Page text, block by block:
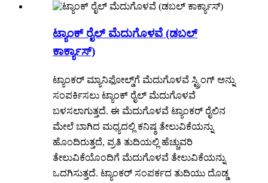
ಟ್ಯಾಂಕ್ ರೈಲ್ ಮೆದುಗೊಳವೆ (ಡಬಲ್
ಕಾರ್ಕ್ಯಾಸ್)
ಟ್ಯಾಂಕರ್ ಮ್ಯಾನಿಫೋಲ್ಡ್‌ಗೆ ಮೆದುಗೊಳವೆ ಸ್ಟ್ರಿಂಗ್ ಅನ್ನು
ಸಂಪರ್ಕಿಸಲು ಟ್ಯಾಂಕ್ ರೈಲ್ ಮೆದುಗೊಳವೆ
ಬಳಸಲಾಗುತ್ತದೆ. ಈ ಮೆದುಗೊಳವೆ ಟ್ಯಾಂಕರ್ ರೈಲಿನ
ಮೇಲೆ ಬಾಗಿದ ಮಧ್ಯದಲ್ಲಿ ಕನಿಷ್ಠ ತೇಲುವಿಕೆಯನ್ನು
ಹೊಂದಿರುತ್ತದೆ, ಪ್ರತಿ ತುದಿಯಲ್ಲಿ ಹೆಚ್ಚುವರಿ
ತೇಲುವಿಕೆಯೊಂದಿಗೆ ಮೆದುಗೊಳವೆ ತೇಲುವಿಕೆಯನ್ನು
ಒದಗಿಸುತ್ತದೆ. ಟ್ಯಾಂಕರ್ ಸಂಪರ್ಕದ ತುದಿಯು ದೊಡ್ಡ